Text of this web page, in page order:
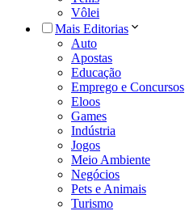
Vôlei
Mais Editorias
Auto
Apostas
Educação
Emprego e Concursos
Eloos
Games
Indústria
Jogos
Meio Ambiente
Negócios
Pets e Animais
Turismo